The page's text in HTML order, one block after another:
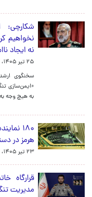
شکارچی:
نخواهیم
نه ایجاد
۲۵ تیر ۱۴۰۵، ۲۲:۳۸
سخنگوی ارشد
«ایمن‌سازی
به هیچ وجه به قبل از ۹
۱۸۰
هرمز در
۲۳ تیر ۱۴۰۵، ۲۰:۵۰
قرارگاه
مدیریت